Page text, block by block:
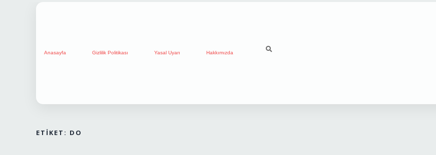
Anasayfa Gizlilik Politikası Yasal Uyarı Hakkımızda
ETIKET: DO